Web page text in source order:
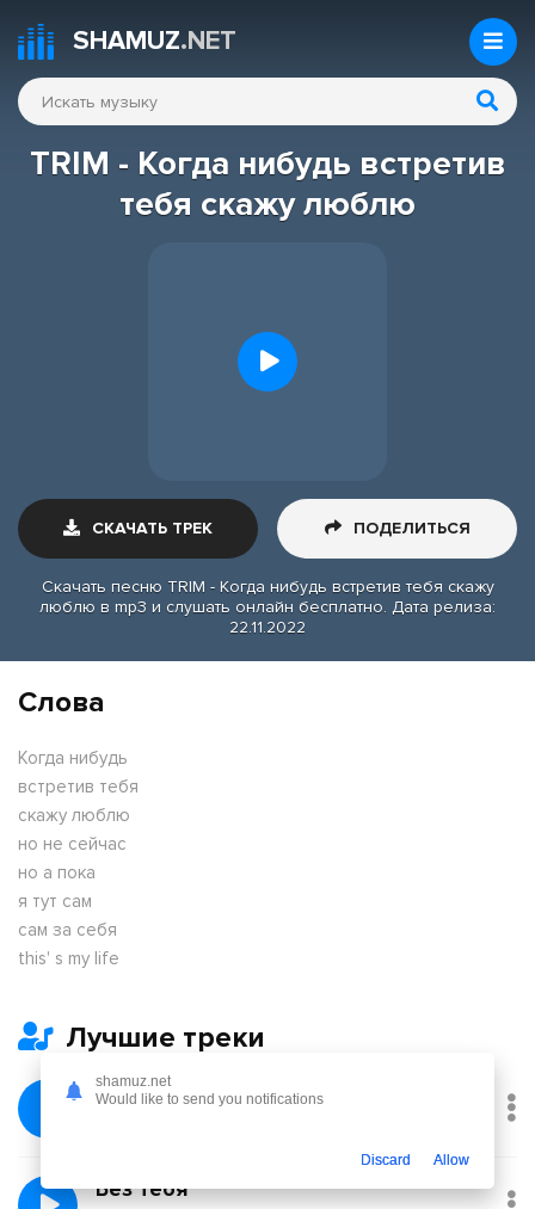
SHAMUZ.NET
TRIM - Когда нибудь встретив
тебя скажу люблю
СКАЧАТЬ ТРЕК ПОДЕЛИТЬСЯ
Скачать песню TRIM - Когда нибудь встретив тебя скажу
люблю в mp3 и слушать онлайн бесплатно. Дата релиза:
22.11.2022
Слова
Когда нибудь
встретив тебя
скажу люблю
но не сейчас
но а пока
я тут сам
сам за себя
this' s my life
Лучшие треки
Февраль
Без тебя
shamuz.net
Would like to send you notifications
Discard Allow